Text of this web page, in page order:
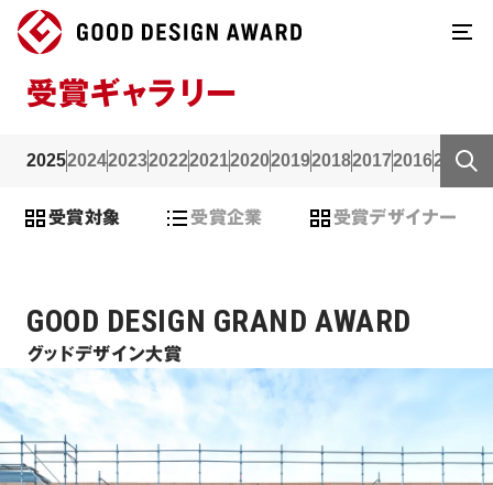
受賞ギャラリー
20252024202320222021202020192018201720162015
受賞対象 受賞企業 受賞デザイナー
GOOD DESIGN GRAND AWARD
グッドデザイン大賞